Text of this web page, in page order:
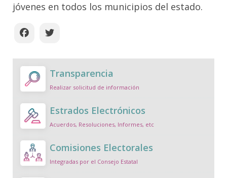
jóvenes en todos los municipios del estado.
Transparencia
Realizar solicitud de información
Estrados Electrónicos
Acuerdos, Resoluciones, Informes, etc
Comisiones Electorales
Integradas por el Consejo Estatal